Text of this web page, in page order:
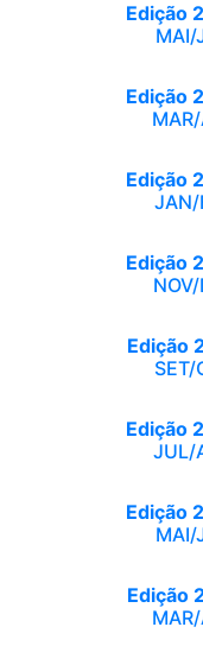
Edição
MAI/
Edição
Edição
JAN/
Edição
Edição
Edição
JUL/
Edição
MAI/
Edição